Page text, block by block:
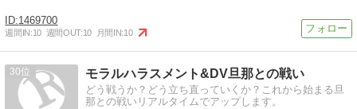
1469700
週間IN:10 週間OUT:10 月間IN:10
30 モラルハラスメント&DV旦那との戦い
どう戦うか？どう立ち直っていくか？これから始まる旦
那との戦いリアルタイムでアップします。